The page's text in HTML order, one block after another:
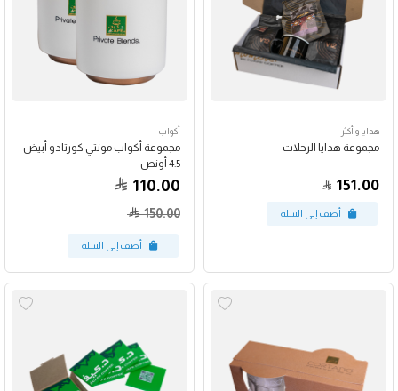
هدايا و أكثر
مجموعة هدايا الرحلات
151.00
أكواب
مجموعة أكواب مونتي كورتادو أبيض
4.5 أونص
110.00
150.00